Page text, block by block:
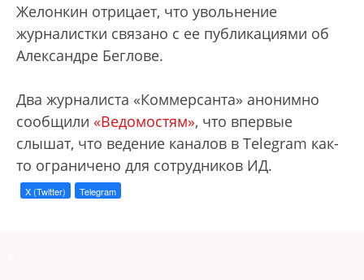
Желонкин отрицает, что увольнение
журналистки связано с ее публикациями об
Александре Беглове.
Два журналиста «Коммерсанта» анонимно
сообщили «Ведомостям», что впервые
слышат, что ведение каналов в Telegram как-
то ограничено для сотрудников ИД.
X (Twitter) Telegram